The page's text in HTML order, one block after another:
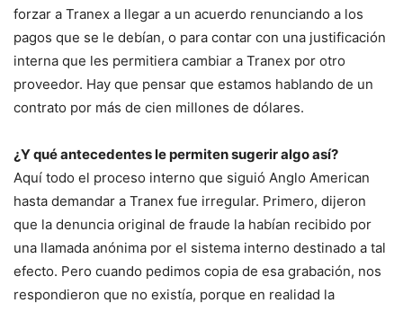
forzar a Tranex a llegar a un acuerdo renunciando a los
pagos que se le debían, o para contar con una justificación
interna que les permitiera cambiar a Tranex por otro
proveedor. Hay que pensar que estamos hablando de un
contrato por más de cien millones de dólares.
¿Y qué antecedentes le permiten sugerir algo así?
Aquí todo el proceso interno que siguió Anglo American
hasta demandar a Tranex fue irregular. Primero, dijeron
que la denuncia original de fraude la habían recibido por
una llamada anónima por el sistema interno destinado a tal
efecto. Pero cuando pedimos copia de esa grabación, nos
respondieron que no existía, porque en realidad la